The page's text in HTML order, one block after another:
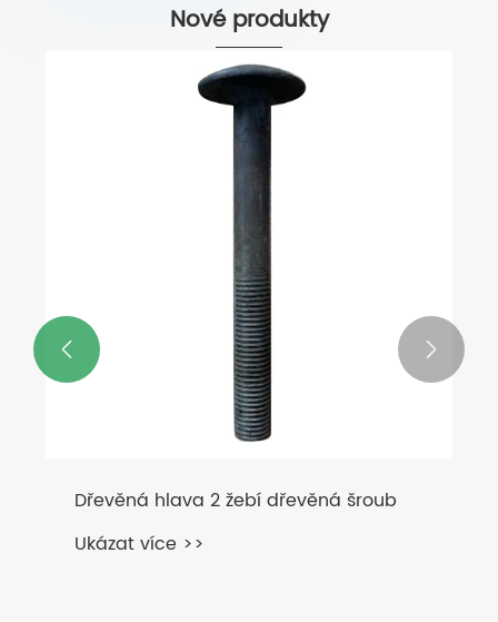
Nové produkty
Dřevěná hlava 2 žebí dřevěná šroub
Ukázat více >>
 